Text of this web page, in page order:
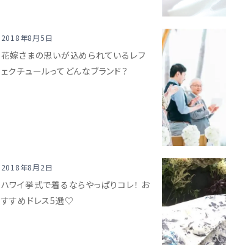
2018年8月5日
花嫁さまの思いが込められているレフ
ェクチュールってどんなブランド？
2018年8月2日
ハワイ挙式で着るならやっぱりコレ！ お
すすめドレス5選♡